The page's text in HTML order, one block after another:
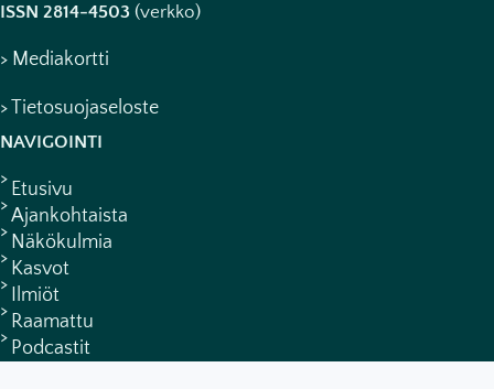
ISSN 2814-4503 (verkko)
> Mediakortti
> Tietosuojaseloste
NAVIGOINTI
Etusivu
Ajankohtaista
Näkökulmia
Kasvot
Ilmiöt
Raamattu
Podcastit